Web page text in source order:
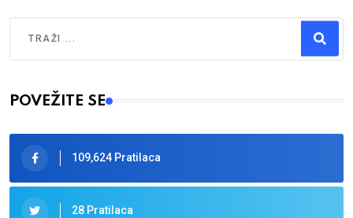
Type 2 or more characters for results.
POVEŽITE SE
109,624 Pratilaca
28 Pratilaca